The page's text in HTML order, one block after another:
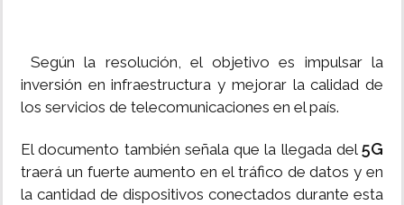
Según la resolución, el objetivo es impulsar la
inversión en infraestructura y mejorar la calidad de
los servicios de telecomunicaciones en el país.
El documento también señala que la llegada del 5G
traerá un fuerte aumento en el tráfico de datos y en
la cantidad de dispositivos conectados durante esta